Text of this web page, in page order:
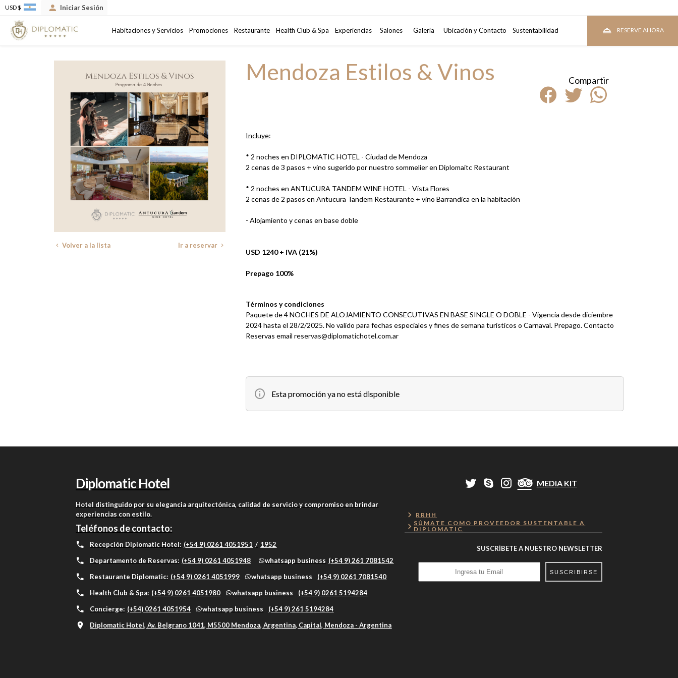
Habitaciones y Servicios Promociones Restaurante Health Club & Spa Experiencias Salones Galería Ubicación y Contacto Sustentabilidad
USD $ Iniciar Sesión
RESERVE AHORA
Llegada
2 adultos • 1 habitacion VER TARIFAS
Volver a la lista Ir a reservar
Mendoza Estilos & Vinos Compartir
Incluye:
* 2 noches en DIPLOMATIC HOTEL - Ciudad de Mendoza
2 cenas de 3 pasos + vino sugerido por nuestro sommelier en Diplomaitc Restaurant
* 2 noches en ANTUCURA TANDEM WINE HOTEL - Vista Flores
2 cenas de 2 pasos en Antucura Tandem Restaurante + vino Barrandica en la habitación
- Alojamiento y cenas en base doble
USD 1240 + IVA (21%)
Prepago 100%
Términos y condiciones
Paquete de 4 NOCHES DE ALOJAMIENTO CONSECUTIVAS EN BASE SINGLE O DOBLE - Vigencia desde diciembre
2024 hasta el 28/2/2025. No valido para fechas especiales y fines de semana turísticos o Carnaval. Prepago. Contacto
Reservas emailreservas@diplomatichotel.com.ar
Esta promoción ya no está disponible
Diplomatic Hotel
Hotel distinguido por su elegancia arquitectónica, calidad de servicio y compromiso en brindar
experiencias con estilo.
Teléfonos de contacto:
Recepción Diplomatic Hotel: (+54 9) 0261 4051951 / 1952
Departamento de Reservas: (+54 9) 0261 4051948 whatsapp business (+54 9) 261 7081542
Restaurante Diplomatic: (+54 9) 0261 4051999 whatsapp business
(+54 9) 0261 7081540
Health Club & Spa: (+54 9) 0261 4051980 whatsapp business
(+54 9) 0261 5194284
Concierge: (+54) 0261 4051954 whatsapp business
(+54 9) 261 5194284
Diplomatic Hotel, Av. Belgrano 1041, M5500 Mendoza, Argentina, Capital, Mendoza - Argentina
MEDIA KIT
RRHH
SÚMATE COMO PROVEEDOR SUSTENTABLE A
DIPLOMATIC
SUSCRÍBETE A NUESTRO NEWSLETTER
SUSCRIBIRSE